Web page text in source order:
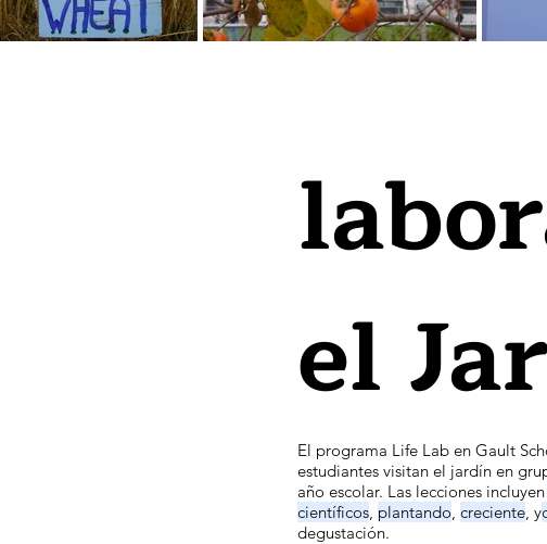
el
El programa Life Lab en Gault
estudiantes visitan el jardín en
año escolar. Las lecciones incluyen
científicos, plantando, creciente, y
degustación.